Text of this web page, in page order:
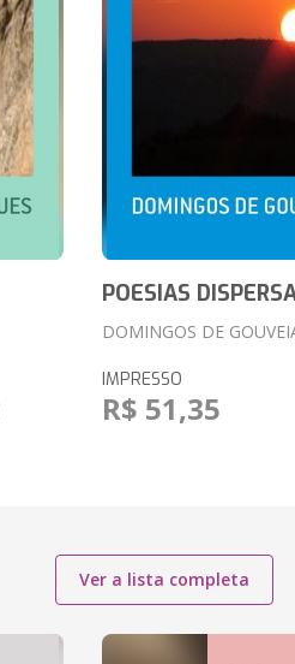
POESIAS
DOMINGOS DE
IMPRESSO
R$ 51,35
Ver a lista completa